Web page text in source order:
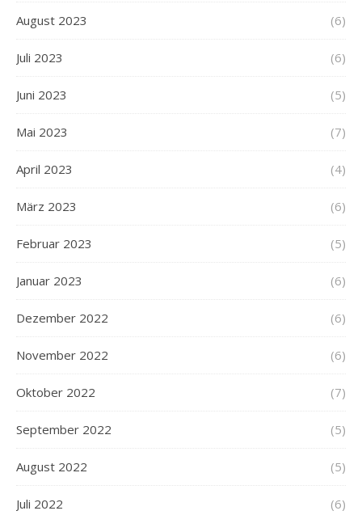
August 2023 (6)
Juli 2023 (6)
Juni 2023 (5)
Mai 2023 (7)
April 2023 (4)
März 2023 (6)
Februar 2023 (5)
Januar 2023 (6)
Dezember 2022 (6)
November 2022 (6)
Oktober 2022 (7)
September 2022 (5)
August 2022 (5)
Juli 2022 (6)